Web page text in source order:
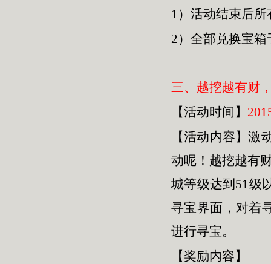
1）活动结束后
2）全部兑换宝
三、越挖越有财
【活动时间】
【活动内容】
动呢！越挖越有
城等级达到51级
寻宝界面，对着
进行寻宝。
【奖励内容】